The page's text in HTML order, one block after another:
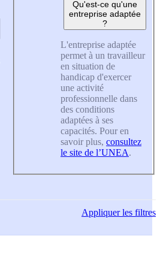
Qu'est-ce qu'une
entreprise adaptée
?
L'entreprise adaptée
permet à un travailleur
en situation de
handicap d'exercer
une activité
professionnelle dans
des conditions
adaptées à ses
capacités. Pour en
savoir plus, consultez
le site de l’UNEA.
Appliquerles filtres